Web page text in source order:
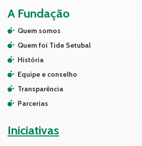
A Fundação
Quem somos
Quem foi Tide Setubal
História
Equipe e conselho
Transparência
Parcerias
Iniciativas